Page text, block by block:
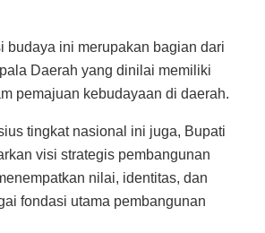
budaya ini merupakan bagian dari
Daerah yang dinilai memiliki
pemajuan kebudayaan di daerah.
tingkat nasional ini juga, Bupati
visi strategis pembangunan
nilai, identitas, dan
fondasi utama pembangunan